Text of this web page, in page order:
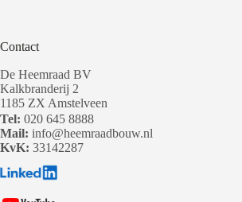
Contact
De Heemraad BV
Kalkbranderij 2
1185 ZX Amstelveen
Tel: 020 645 8888
Mail: info@heemraadbouw.nl
KvK: 33142287